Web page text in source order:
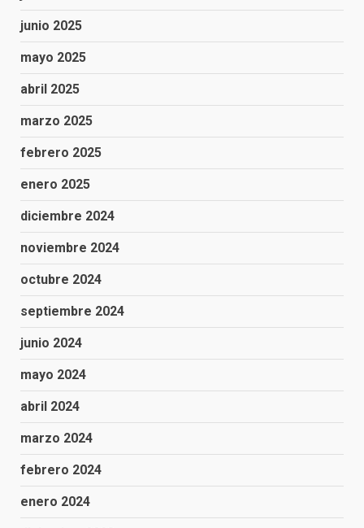
junio 2025
mayo 2025
abril 2025
marzo 2025
febrero 2025
enero 2025
diciembre 2024
noviembre 2024
octubre 2024
septiembre 2024
junio 2024
mayo 2024
abril 2024
marzo 2024
febrero 2024
enero 2024